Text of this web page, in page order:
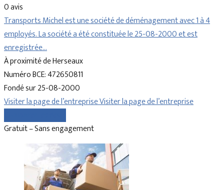
0 avis
Transports Michel est une société de déménagement avec 1 à 4
employés. La société a été constituée le 25-08-2000 et est
enregistrée…
À proximité de Herseaux
Numéro BCE: 472650811
Fondé sur 25-08-2000
Visiter la page de l’entrepriseVisiter la page de l’entreprise
Gratuit – Sans engagement